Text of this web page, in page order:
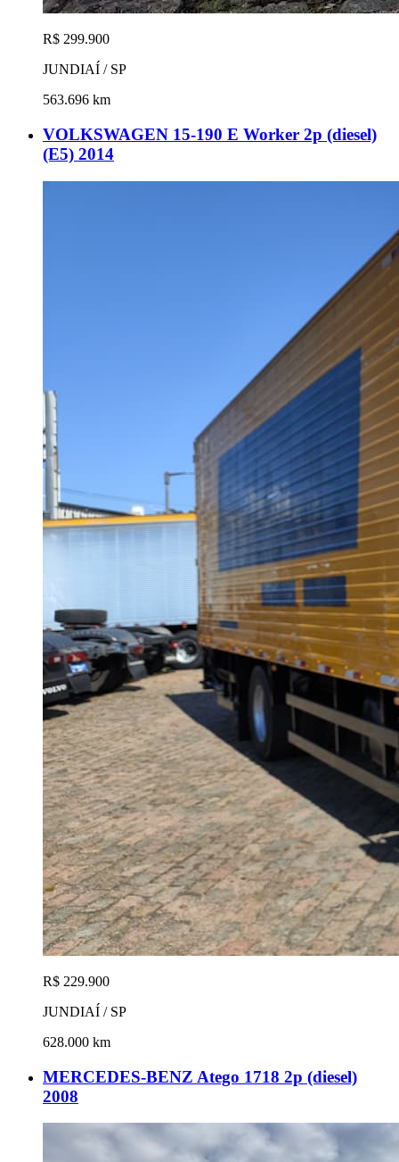
R$ 299.900
JUNDIAÍ / SP
563.696 km
VOLKSWAGEN 15-190 E Worker 2p (diesel)
(E5) 2014
R$ 229.900
JUNDIAÍ / SP
628.000 km
MERCEDES-BENZ Atego 1718 2p (diesel)
2008